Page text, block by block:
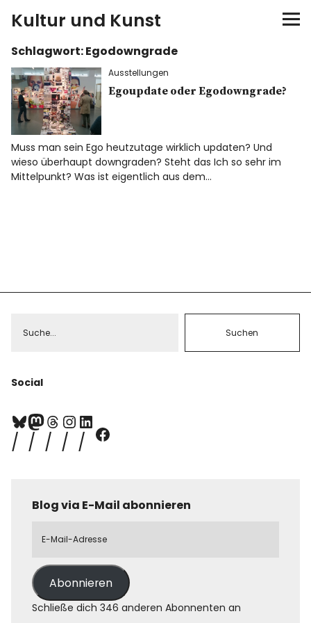
Kultur und Kunst
kultur & kunst
Ausstellungen
Spiele
Konzerte
Schlagwort:Egodowngrade
Ausstellungen
Egoupdate oder Egodowngrade?
Muss man sein Ego heutzutage wirklich updaten? Und
wieso überhaupt downgraden? Steht das Ich so sehr im
Mittelpunkt? Was ist eigentlich aus dem…
Social
Blog via E-Mail abonnieren
Abonnieren
Schließe dich 346 anderen Abonnenten an